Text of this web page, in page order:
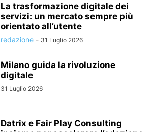
La trasformazione digitale dei
servizi: un mercato sempre più
orientato all’utente
redazione - 31 Luglio 2026
Milano guida la rivoluzione
digitale
31 Luglio 2026
Datrix e Fair Play Consulting